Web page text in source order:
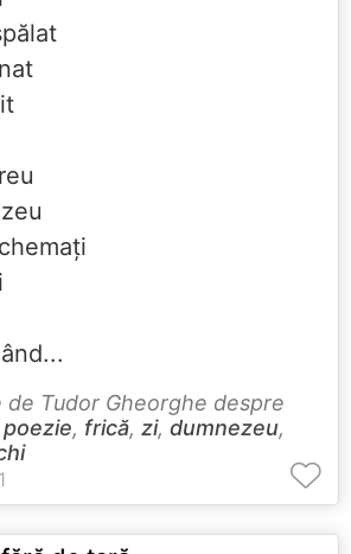
de Tudor Gheorghe despre
poezie, frică, zi, dumnezeu,